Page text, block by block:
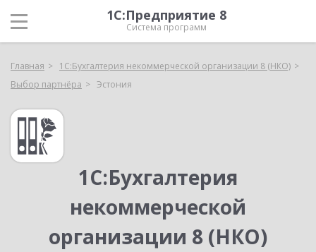
1С:Предприятие 8
Система программ
Главная
1С:Бухгалтерия некоммерческой организации 8 (НКО)
Выбор партнёра
Эстония
1С:Бухгалтерия
некоммерческой
организации 8 (НКО)